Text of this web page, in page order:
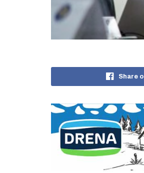
Share